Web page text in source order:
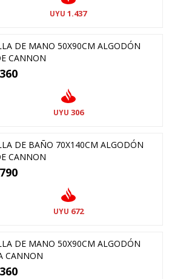
UYU 1.437
DE MANO 50X90CM ALGODÓN
CANNON
360
UYU 306
DE BAÑO 70X140CM ALGODÓN
CANNON
790
UYU 672
DE MANO 50X90CM ALGODÓN
CANNON
360